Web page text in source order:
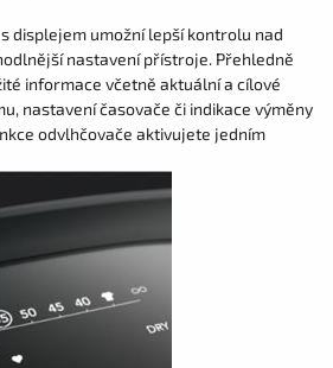
displejem umožní lepší kontrolu nad
nastavení přístroje. Přehledně
informace včetně aktuální a cílové
nastavení časovače či indikace výměny
odvlhčovače aktivujete jedním